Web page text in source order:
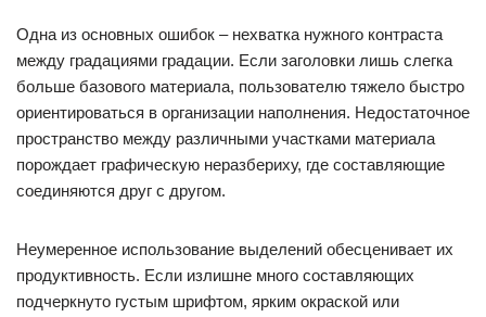
Одна из основных ошибок – нехватка нужного контраста
между градациями градации. Если заголовки лишь слегка
больше базового материала, пользователю тяжело быстро
ориентироваться в организации наполнения. Недостаточное
пространство между различными участками материала
порождает графическую неразбериху, где составляющие
соединяются друг с другом.
Неумеренное использование выделений обесценивает их
продуктивность. Если излишне много составляющих
подчеркнуто густым шрифтом, ярким окраской или